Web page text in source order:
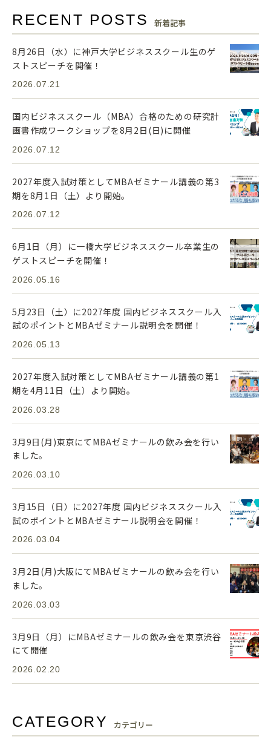
RECENT POSTS 新着記事
8月26日（水）に神戸大学ビジネススクール生のゲ
ストスピーチを開催！
2026.07.21
国内ビジネススクール（MBA）合格のための研究計
画書作成ワークショップを8月2日(日)に開催
2026.07.12
2027年度入試対策としてMBAゼミナール講義の第3
期を8月1日（土）より開始。
2026.07.12
6月1日（月）に一橋大学ビジネススクール卒業生の
ゲストスピーチを開催！
2026.05.16
5月23日（土）に2027年度 国内ビジネススクール入
試のポイントとMBAゼミナール説明会を開催！
2026.05.13
2027年度入試対策としてMBAゼミナール講義の第1
期を4月11日（土）より開始。
2026.03.28
3月9日(月)東京にてMBAゼミナールの飲み会を行い
ました。
2026.03.10
3月15日（日）に2027年度 国内ビジネススクール入
試のポイントとMBAゼミナール説明会を開催！
2026.03.04
3月2日(月)大阪にてMBAゼミナールの飲み会を行い
ました。
2026.03.03
3月9日（月）にMBAゼミナールの飲み会を東京渋谷
にて開催
2026.02.20
CATEGORY カテゴリー